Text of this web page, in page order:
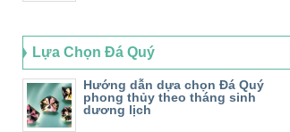
Lựa Chọn Đá Quý
Hướng dẫn dựa chọn Đá Quý
phong thủy theo tháng sinh
dương lịch